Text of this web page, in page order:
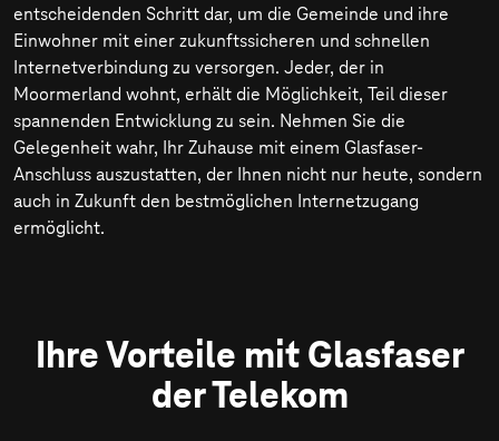
entscheidenden Schritt dar, um die Gemeinde und ihre
Einwohner mit einer zukunftssicheren und schnellen
Internetverbindung zu versorgen. Jeder, der in
Moormerland wohnt, erhält die Möglichkeit, Teil dieser
spannenden Entwicklung zu sein. Nehmen Sie die
Gelegenheit wahr, Ihr Zuhause mit einem Glasfaser-
Anschluss auszustatten, der Ihnen nicht nur heute, sondern
auch in Zukunft den bestmöglichen Internetzugang
ermöglicht.
Ihre Vorteile mit Glasfaser
der Telekom